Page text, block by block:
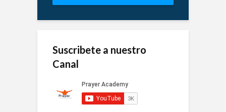
Suscribete a nuestro
Canal